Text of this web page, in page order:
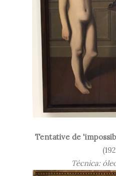
Tentative de
Técnica: